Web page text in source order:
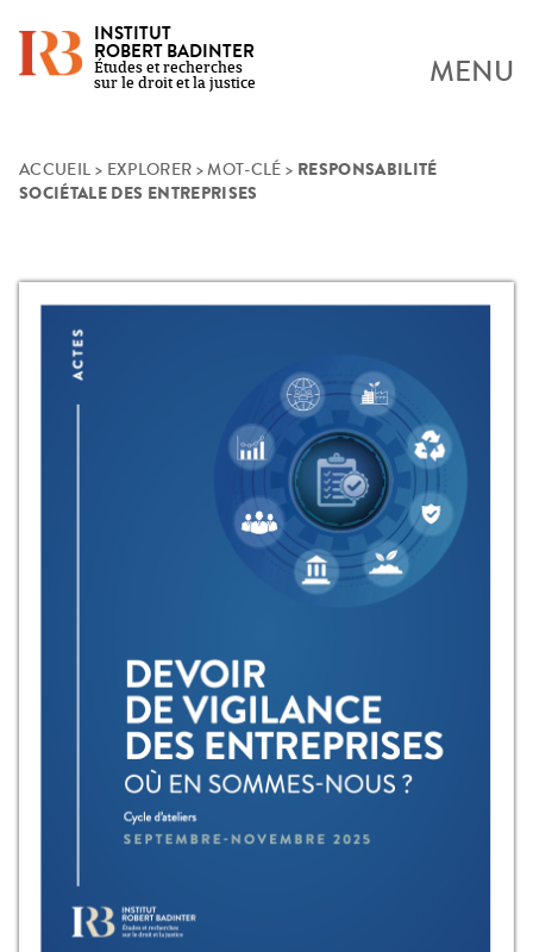
Skip
INSTITUT
ROBERT BADINTER
Études et recherches
sur le droit et la justice
MENU
ACCUEIL > EXPLORER >MOT-CLÉ > RESPONSABILITÉ
SOCIÉTALE DES ENTREPRISES